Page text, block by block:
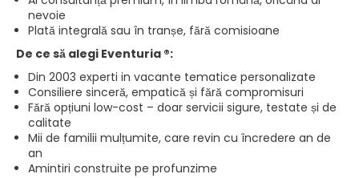
nevoie
Plată integrală sau în tranșe, fără comisioane
De ce să alegi Eventuria ®:
Din 2003 experti in vacante tematice personalizate
Consiliere sinceră, empatică și fără compromisuri
Fără opțiuni low-cost – doar servicii sigure, testate și de
calitate
Mii de familii mulțumite, care revin cu încredere an de
an
Amintiri construite pe profunzime